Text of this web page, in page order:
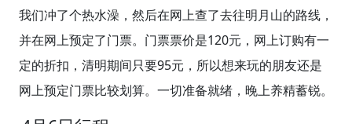
我们冲了个热水澡，然后在网上查了去往明月山的路线，
并在网上预定了门票。门票票价是120元，网上订购有一
定的折扣，清明期间只要95元，所以想来玩的朋友还是
网上预定门票比较划算。一切准备就绪，晚上养精蓄锐。